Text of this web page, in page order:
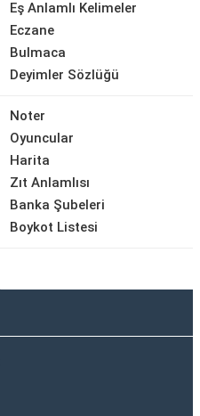
Eş Anlamlı Kelimeler
Eczane
Bulmaca
Deyimler Sözlüğü
Noter
Oyuncular
Harita
Zıt Anlamlısı
Banka Şubeleri
Boykot Listesi